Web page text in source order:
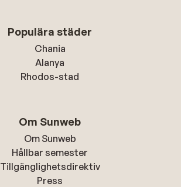
Populära städer
Chania
Alanya
Rhodos-stad
Om Sunweb
Om Sunweb
Hållbar semester
Tillgänglighetsdirektiv
Press